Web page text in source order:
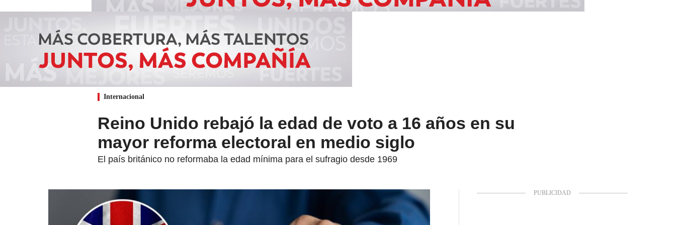
Internacional
Reino Unido rebajó la edad de voto a 16 años en su
mayor reforma electoral en medio siglo
El país británico no reformaba la edad mínima para el sufragio desde 1969